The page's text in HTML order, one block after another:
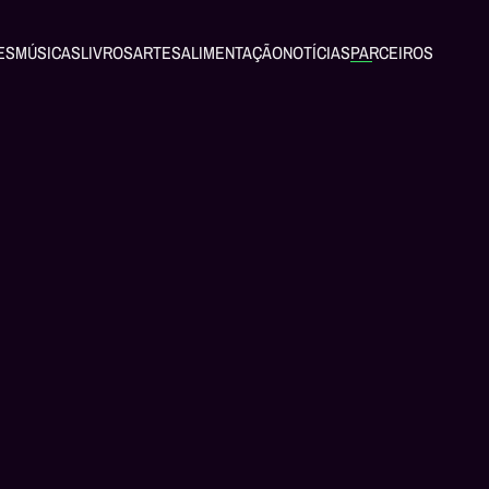
MÚSICASLIVROSARTESALIMENTAÇÃONOTÍCIASPARCEIROS